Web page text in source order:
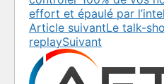
effort et épaulé par
Article suivantLe talk-
replaySuivant